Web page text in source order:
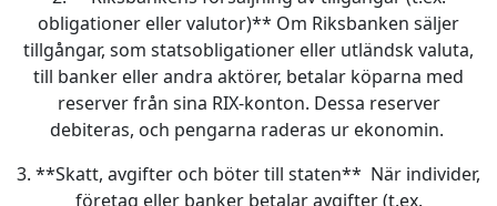
obligationer eller valutor)** Om Riksbanken säljer
tillgångar, som statsobligationer eller utländsk valuta,
till banker eller andra aktörer, betalar köparna med
reserver från sina RIX-konton. Dessa reserver
debiteras, och pengarna raderas ur ekonomin.
3. **Skatt, avgifter och böter till staten** När individer,
företag eller banker betalar avgifter (t.ex.